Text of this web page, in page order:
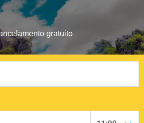
gratuito